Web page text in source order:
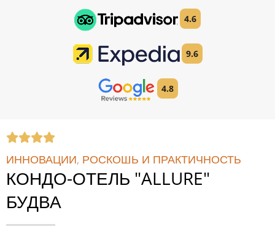
4.6
9.6
4.8
ИННОВАЦИИ, РОСКОШЬ И ПРАКТИЧНОСТЬ
КОНДО-ОТЕЛЬ "ALLURE"
БУДВА